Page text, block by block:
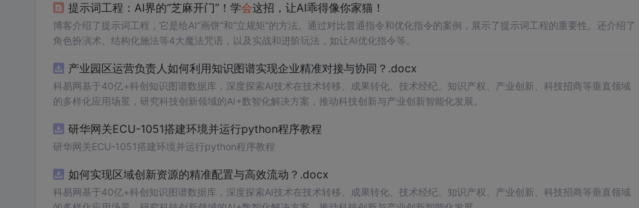
提示词工程：AI界的“芝麻开门”！学会这招，让AI乖得像你家猫！
博客介绍了提示词工程，它是给AI“画饼”和“立规矩”的方法。通过对比普通指令和优化指令的案例，展示了提示词工程的重要性。还介绍了
角色扮演术、结构化施法等4大魔法咒语，以及实战和进阶玩法，如让AI优化指令等。
产业园区运营负责人如何利用知识图谱实现企业精准对接与协同？.docx
科易网基于40亿+科创知识图谱数据库，深度探索AI技术在技术转移、成果转化、技术经纪、知识产权、产业创新、科技招商等垂直领域
的多样化应用场景，研究科技创新领域的AI+数智化解决方案，推动科技创新与产业创新智能化发展。
研华网关ECU-1051搭建环境并运行python程序教程
研华网关ECU-1051搭建环境并运行python程序教程
如何实现区域创新资源的精准配置与高效流动？.docx
科易网基于40亿+科创知识图谱数据库，深度探索AI技术在技术转移、成果转化、技术经纪、知识产权、产业创新、科技招商等垂直领域